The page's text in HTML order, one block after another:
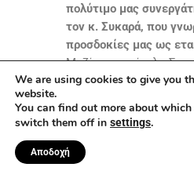
πολύτιμο μας
τον κ. Συκαρά, που
προσδοκίες μας ως
Μαζί με τον όμιλο
κατορθώσαμε να
για εμάς στην αγορά
στο επίπεδο που
We are using cookies to give you
website.
You can find out more about
switch them off in settings.
Αποδοχή